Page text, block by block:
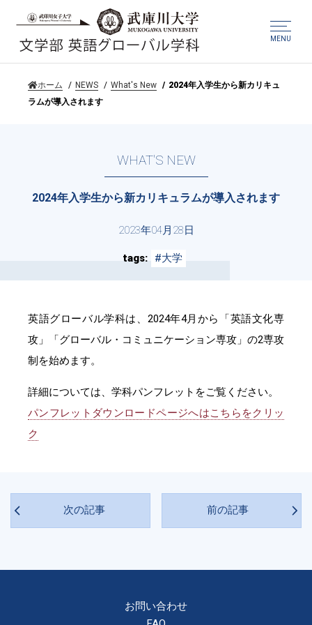
MENU
ホーム NEWS What's New
2024年入学生から新カリキュ
ラムが導入されます
WHAT'S NEW
2024年入学生から新カリキュラムが導入されます
2023年04月28日
tags #大学
英語グローバル学科は、2024年4月から「英語文化専
攻」「グローバル・コミュニケーション専攻」の2専攻
制を始めます。
詳細については、学科パンフレットをご覧ください。
パンフレットダウンロードページへはこちらをクリッ
ク
次の記事 前の記事
お問い合わせ